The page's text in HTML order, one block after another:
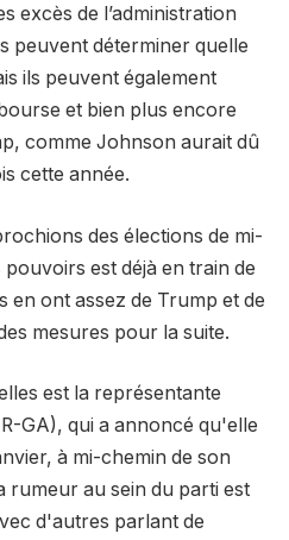
excès de l’administration
peuvent déterminer quelle
ils peuvent également
et bien plus encore
comme Johnson aurait dû
cette année.
des élections de mi-
est déjà en train de
en ont assez de Trump et de
mesures pour la suite.
est la représentante
GA), qui a annoncé qu'elle
à mi-chemin de son
rumeur au sein du parti est
d'autres parlant de